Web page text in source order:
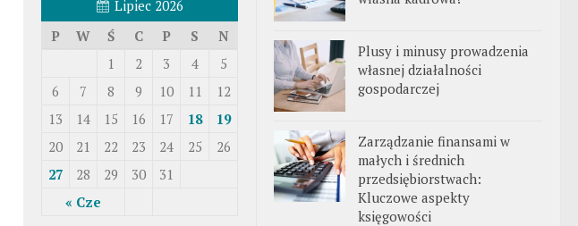
Plusy i minusy prowadzenia
własnej działalności
gospodarczej
Zarządzanie finansami w
małych i średnich
przedsiębiorstwach:
Kluczowe aspekty
księgowości
Lipiec 2026
P
W Ś C P S N
« Cze
1 2 3 4
5
6
7 8 9 10 11
12
13
14 15 16 17 18
19
20
21 22 23 24 25
26
27
28 29 30 31